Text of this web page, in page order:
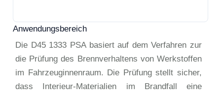
Anwendungsbereich
Die D45 1333 PSA basiert auf dem Verfahren zur
die Prüfung des Brennverhaltens von Werkstoffen
im Fahrzeuginnenraum. Die Prüfung stellt sicher,
dass Interieur-Materialien im Brandfall eine